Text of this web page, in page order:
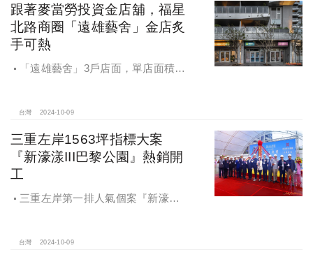
跟著麥當勞投資金店舖，福星
北路商圈「遠雄藝舍」金店炙
手可熱
「遠雄藝舍」3戶店面，單店面積在
百萬的交易行情
台灣 2024-10-09
三重左岸1563坪指標大案
『新濠漾III巴黎公園』熱銷開
工
三重左岸第一排人氣個案『新濠漾III
台灣 2024-10-09